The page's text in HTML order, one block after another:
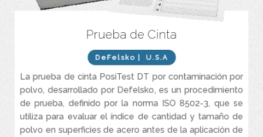
Prueba de Cinta
DeFelsko| U.S.A
La prueba de cinta PosiTest DT por contaminación por
polvo, desarrollado por Defelsko, es un procedimiento
de prueba, definido por la norma ISO 8502-3, que se
utiliza para evaluar el índice de cantidad y tamaño de
polvo en superficies de acero antes de la aplicación de
Prueba para uso en campo o laboratorio.
Rodillo de cinta anti polvo con resorte opcional disponible para
aplicar una fuerza constante según recomienda la norma ISO
Evalúa la contaminación por polvo en las superficies granalladas
siguiendo la norma ISO 8502-3.
Dos años de garantía.